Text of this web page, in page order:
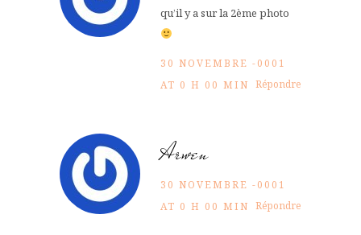
qu’il y a sur la 2ème photo
30 NOVEMBRE -0001
AT 0 H 00 MIN Répondre
Arwen
30 NOVEMBRE -0001
AT 0 H 00 MIN Répondre